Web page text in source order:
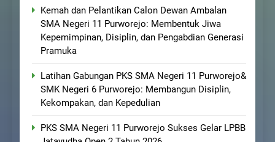
Kemah dan Pelantikan Calon Dewan Ambalan
SMA Negeri 11 Purworejo: Membentuk Jiwa
Kepemimpinan, Disiplin, dan Pengabdian Generasi
Pramuka
Latihan Gabungan PKS SMA Negeri 11 Purworejo&
SMK Negeri 6 Purworejo: Membangun Disiplin,
Kekompakan, dan Kepedulian
PKS SMA Negeri 11 Purworejo Sukses Gelar LPBB